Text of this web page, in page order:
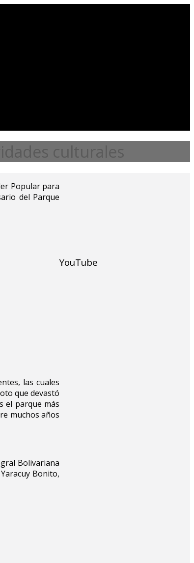
culturales
Popular para
del Parque
las cuales
que devastó
el parque más
muchos años
Bolivariana
Bonito,
YouTube